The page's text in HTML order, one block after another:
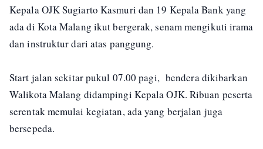
Kepala OJK Sugiarto Kasmuri dan 19 Kepala Bank yang
ada di Kota Malang ikut bergerak, senam mengikuti irama
dan instruktur dari atas panggung.
Start jalan sekitar pukul 07.00 pagi, bendera dikibarkan
Walikota Malang didampingi Kepala OJK. Ribuan peserta
serentak memulai kegiatan, ada yang berjalan juga
bersepeda.